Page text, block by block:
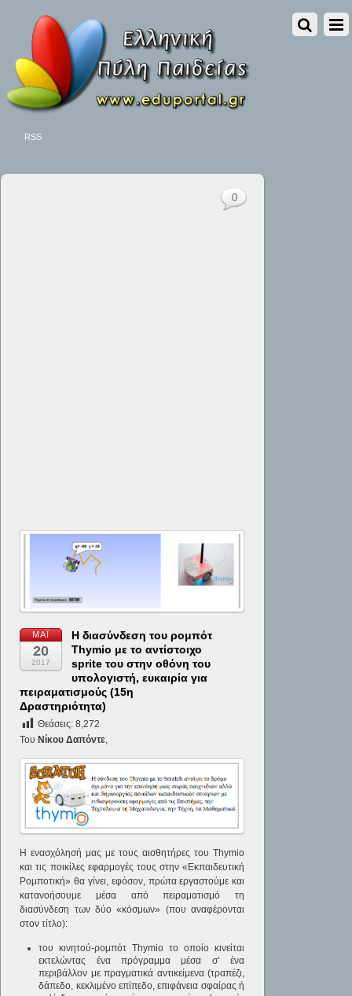
RSS
ΜΆΙ
20
2017
Η διασύνδεση του ρομπότ
Thymio με το αντίστοιχο
sprite του στην οθόνη του
υπολογιστή, ευκαιρία για
πειραματισμούς (15η
Δραστηριότητα)
Θεάσεις: 8,272
ΤουΝίκου Δαπόντε
Η ενασχόλησή μας με τους αισθητήρες του Thymio
και τις ποικίλες εφαρμογές τους στην «Εκπαιδευτική
Ρομποτική» θα γίνει, εφόσον, πρώτα εργαστούμε και
κατανοήσουμε μέσα από πειραματισμό τη
διασύνδεση των δύο «κόσμων» (που αναφέρονται
στον τίτλο):
του κινητού-ρομπότ Thymio το οποίο κινείται
εκτελώντας ένα πρόγραμμα μέσα σ’ ένα
περιβάλλον με πραγματικά αντικείμενα (τραπέζι,
δάπεδο, κεκλιμένο επίπεδο, επιφάνεια σφαίρας ή
0